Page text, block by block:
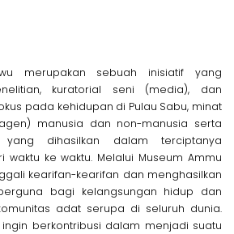
merupakan sebuah inisiatif yang
kuratorial seni (media), dan
pada kehidupan di Pulau Sabu, minat
manusia dan non-manusia serta
dihasilkan dalam terciptanya
waktu ke waktu. Melalui Museum Ammu
kearifan-kearifan dan menghasilkan
bagi kelangsungan hidup dan
adat serupa di seluruh dunia.
ingin berkontribusi dalam menjadi suatu